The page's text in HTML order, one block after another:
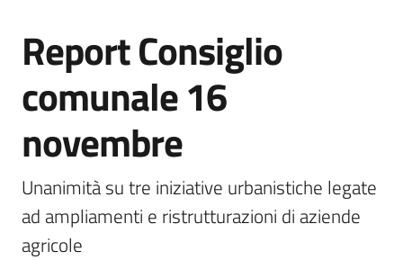
Novità
Menu selezionato
Servizi
Vivere
Formigine
Salta al contenuto
Report Consiglio
comunale 16
novembre
Unanimità su tre iniziative urbanistiche legate
ad ampliamenti e ristrutturazioni di aziende
agricole